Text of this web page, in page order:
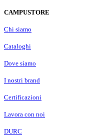
CAMPUSTORE
Chi siamo
Cataloghi
Dove siamo
I nostri brand
Certificazioni
Lavora con noi
DURC